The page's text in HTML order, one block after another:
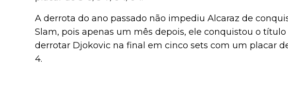
A derrota do ano passado não impediu Alcaraz de
Slam, pois apenas um mês depois, ele conquistou o
derrotar Djokovic na final em cinco sets com um placar de
4.